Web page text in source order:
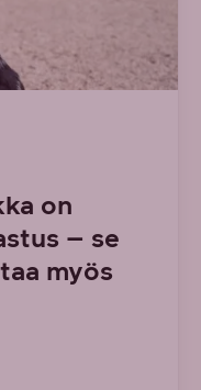
on
– se
myös